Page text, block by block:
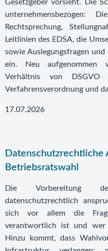
Gesetzgeber vorsieht. Die
unternehmensbezogen:
Rechtsprechung,
Leitlinien des EDSA, die
sowie Auslegungsfragen
ein. Neu aufgenommen
Verhältnis von
Verfahrensverordnung und
17.07.2026
Datenschutzrechtliche
Betriebsratswahl
Die Vorbereitung
datenschutzrechtlich
sich vor allem die
verantwortlich ist und wer
Hinzu kommt, dass